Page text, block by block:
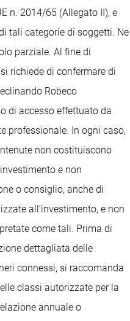
n. 2014/65 (Allegato II), e
tali categorie di soggetti. Ne
parziale. Al fine di
richiede di confermare di
Robeco
di accesso effettuato da
professionale. In ogni caso,
non costituiscono
e non
o consiglio, anche di
all'investimento, e non
come tali. Prima di
dettagliata delle
connessi, si raccomanda
classi autorizzate per la
annuale o